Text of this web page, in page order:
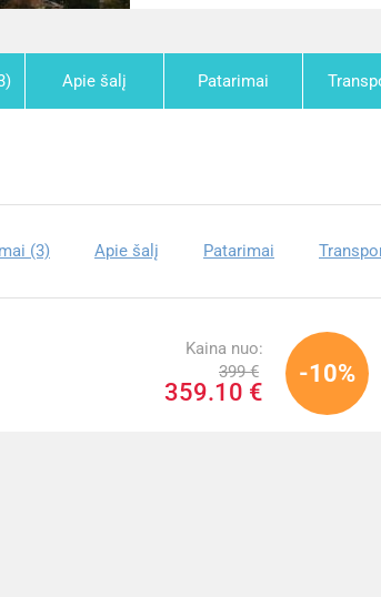
Apie šalį Patarimai
(3) Apie šalį Patarimai
Kaina nuo:
399 €
359.10 €
-10%